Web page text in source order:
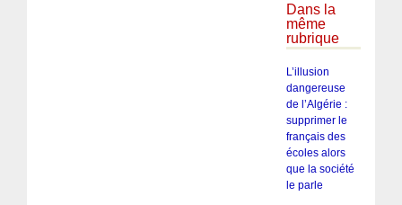
Dans la
même
rubrique
L’illusion
dangereuse
de l’Algérie :
supprimer le
français des
écoles alors
que la société
le parle